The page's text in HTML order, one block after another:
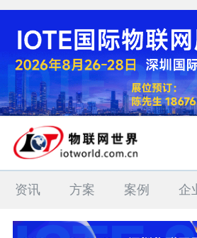
资讯 方案 案例 企